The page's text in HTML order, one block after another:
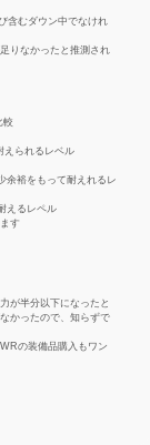
含むダウン中でなけれ
りなかったと推測され
較
えられるレベル
余裕をもって耐えれるレ
えるレペル
す
が半分以下になったと
かったので、知らずで
の装備品購入もワン